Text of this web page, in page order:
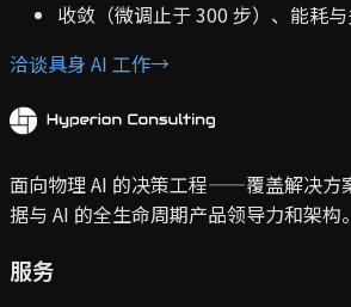
收敛（微调止于 300 步）、能耗与
洽谈具身 AI 工作→
面向物理 AI 的决策工程——覆盖解决方
据与 AI 的全生命周期产品领导力和架构。
服务